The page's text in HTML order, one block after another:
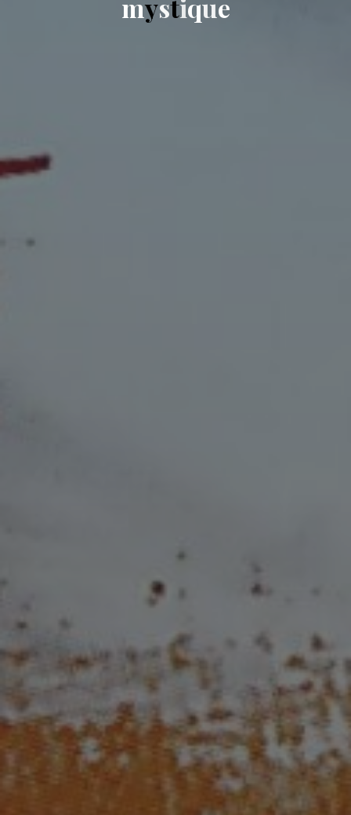
mystique